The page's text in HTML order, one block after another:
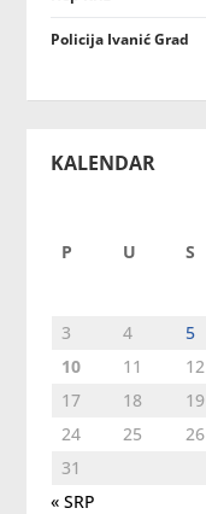
Policija Ivanić Grad
KALENDAR
P U S
3
4 5
10
11 12
17
18 19
24
25 26
31
« SRP